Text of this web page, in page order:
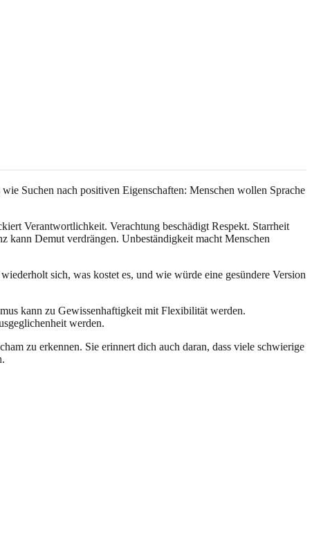
Suchen nach positiven Eigenschaften: Menschen wollen Sprache
Verantwortlichkeit. Verachtung beschädigt Respekt. Starrheit
kann Demut verdrängen. Unbeständigkeit macht Menschen
sich, was kostet es, und wie würde eine gesündere Version
kann zu Gewissenhaftigkeit mit Flexibilität werden.
werden.
zu erkennen. Sie erinnert dich auch daran, dass viele schwierige